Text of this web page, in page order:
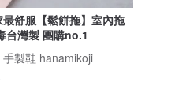
舒服【鬆餅拖】室內拖
台灣製 團購no.1
製鞋 hanamikoji